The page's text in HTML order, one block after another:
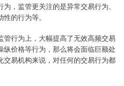
，监管更关注的是异常交易行为、
的行为等。
管行为上，大幅提高了无效高频交易
纵价格等行为，那么将会面临巨额处
交易机构来说，对任何的交易行为都